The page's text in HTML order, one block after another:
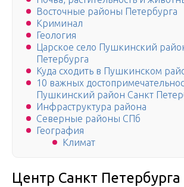
Восточные районы Петербурга
Криминал
Геология
Царское село Пушкинский
Петербурга
Куда сходить в Пушкинском
10 важных
Пушкинский район Санкт
Инфраструктура района
Северные районы СПб
География
Климат
Центр Санкт Петербурга